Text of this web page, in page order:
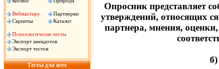
Вебмастеру
Партнерки
Скрипты
Каталог
Психологичесие тесты
Экспорт анекдотов
Экспорт тестов
Тесты для всех
Опросник представляет
утверждений, относящих
партнера, мнения,